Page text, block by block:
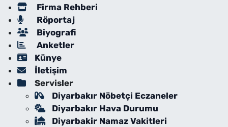
Firma Rehberi
Röportaj
Biyografi
Anketler
Künye
İletişim
Servisler
Diyarbakır Nöbetçi Eczaneler
Diyarbakır Hava Durumu
Diyarbakir Namaz Vakitleri